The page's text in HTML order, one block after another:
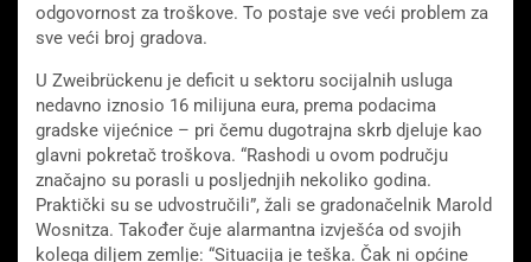
odgovornost za troškove. To postaje sve veći problem za
sve veći broj gradova.
U Zweibrückenu je deficit u sektoru socijalnih usluga
nedavno iznosio 16 milijuna eura, prema podacima
gradske vijećnice – pri čemu dugotrajna skrb djeluje kao
glavni pokretač troškova. “Rashodi u ovom području
značajno su porasli u posljednjih nekoliko godina.
Praktički su se udvostručili”, žali se gradonačelnik Marold
Wosnitza. Također čuje alarmantna izvješća od svojih
kolega diljem zemlje: “Situacija je teška. Čak ni općine